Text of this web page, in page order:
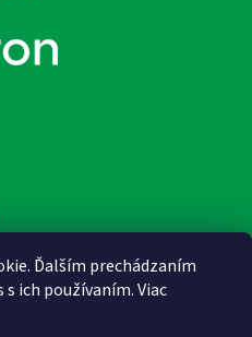
Ďalším prechádzaním
ich používaním. Viac